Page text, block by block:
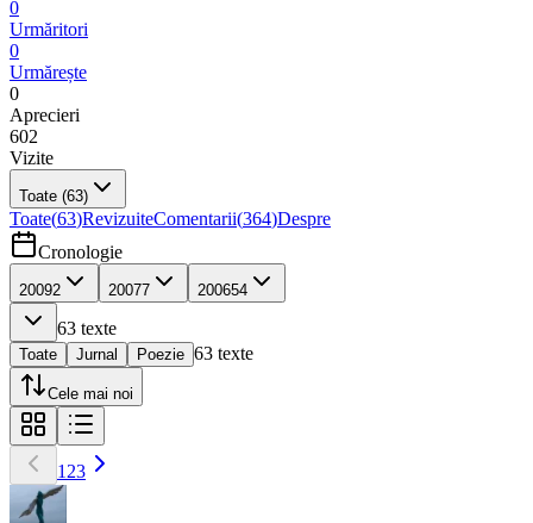
0
Urmăritori
0
Urmărește
0
Aprecieri
602
Vizite
Toate (63)
Toate(63)RevizuiteComentarii(364)Despre
Cronologie
20092 20077 200654
63 texte
Toate Jurnal Poezie 63 texte
Cele mai noi
1 23